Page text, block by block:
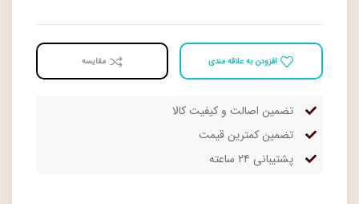
افزودن به علاقه مندی مقايسه
تضمین اصالت و کیفیت کالا
تضمین کمترین قیمت
پشتیبانی ۲۴ ساعته